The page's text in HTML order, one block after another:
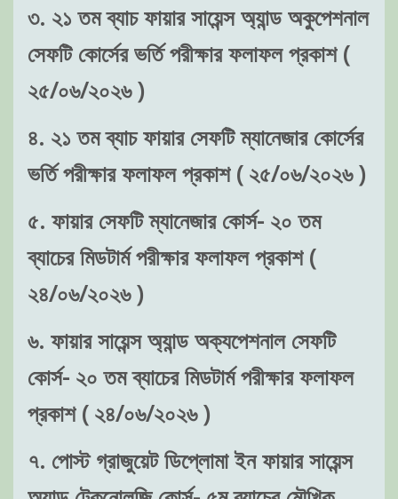
৩. ২১ তম ব্যাচ ফায়ার সায়েন্স অ্যান্ড অকুপেশনাল
সেফটি কোর্সের ভর্তি পরীক্ষার ফলাফল প্রকাশ (
২৫/০৬/২০২৬ )
৪. ২১ তম ব্যাচ ফায়ার সেফটি ম্যানেজার কোর্সের
ভর্তি পরীক্ষার ফলাফল প্রকাশ ( ২৫/০৬/২০২৬ )
৫. ফায়ার সেফটি ম্যানেজার কোর্স- ২০ তম
ব্যাচের মিডটার্ম পরীক্ষার ফলাফল প্রকাশ (
২৪/০৬/২০২৬ )
৬. ফায়ার সায়েন্স অ্যান্ড অক্যপেশনাল সেফটি
কোর্স- ২০ তম ব্যাচের মিডটার্ম পরীক্ষার ফলাফল
প্রকাশ ( ২৪/০৬/২০২৬ )
৭. পোস্ট গ্রাজুয়েট ডিপ্লোমা ইন ফায়ার সায়েন্স